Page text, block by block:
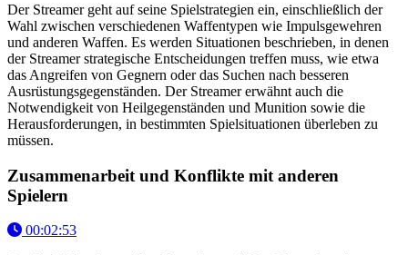
Der Streamer geht auf seine Spielstrategien ein, einschließlich der
Wahl zwischen verschiedenen Waffentypen wie Impulsgewehren
und anderen Waffen. Es werden Situationen beschrieben, in denen
der Streamer strategische Entscheidungen treffen muss, wie etwa
das Angreifen von Gegnern oder das Suchen nach besseren
Ausrüstungsgegenständen. Der Streamer erwähnt auch die
Notwendigkeit von Heilgegenständen und Munition sowie die
Herausforderungen, in bestimmten Spielsituationen überleben zu
müssen.
Zusammenarbeit und Konflikte mit anderen
Spielern
00:02:53